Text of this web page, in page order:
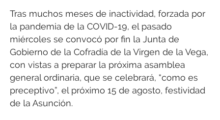
Tras muchos meses de inactividad, forzada por
la pandemia de la COVID-19, el pasado
miércoles se convocó por fin la Junta de
Gobierno de la Cofradía de la Virgen de la Vega,
con vistas a preparar la próxima asamblea
general ordinaria, que se celebrará, “como es
preceptivo”, el próximo 15 de agosto, festividad
de la Asunción.